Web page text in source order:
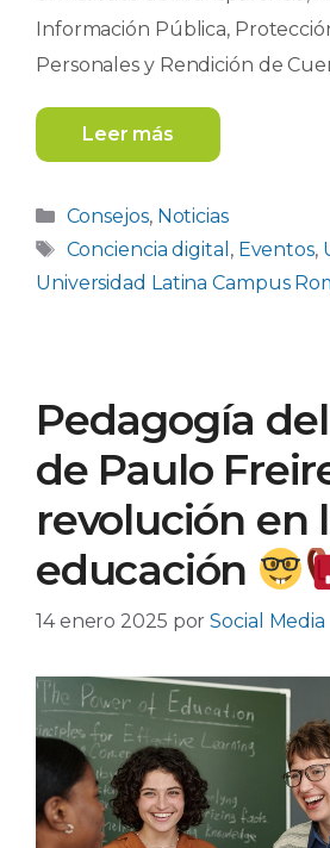
Información Pública,
Personales y Rendición de
Leer más
Categorías
Consejos, Noticias
Etiquetas
Conciencia digital , Eventos,
Universidad Latina Campus
Pedagogía
de Paulo
revolución en
educación
14 enero 2025 porSocial Media